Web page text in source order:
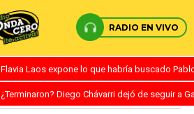
RADIO EN VIVO
Flavia Laos expone lo que habría buscado
¿Terminaron? Diego Chávarri dejó de seguir a